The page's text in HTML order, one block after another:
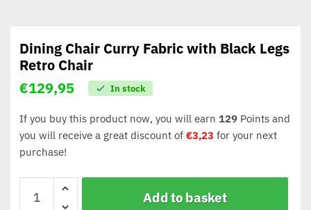
Dining Chair Curry Fabric with Black Legs
Retro Chair
€129,95 In stock
If you buy this product now, you will earn 129Points and
you will receive a great discount of €3,23 for your next
purchase!
Add to basket